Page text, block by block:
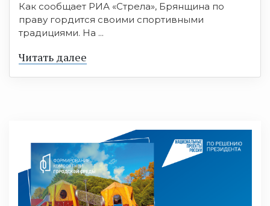
Как сообщает РИА «Стрела», Брянщина по
праву гордится своими спортивными
традициями. На ...
Читать далее